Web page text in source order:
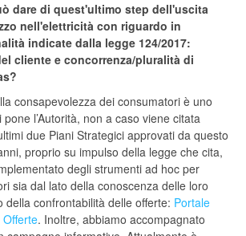
dare di quest'ultimo step dell'uscita
nell'elettricità con riguardo in
indicate dalla legge 124/2017:
cliente e concorrenza/pluralità di
consapevolezza dei consumatori è uno
l’Autorità, non a caso viene citata
due Piani Strategici approvati da questo
proprio su impulso della legge che cita,
degli strumenti ad hoc per
sia dal lato della conoscenza delle loro
della confrontabilità delle offerte: Portale
Offerte. Inoltre, abbiamo accompagnato